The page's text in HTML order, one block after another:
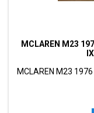
MCLAREN M23
MCLAREN M23